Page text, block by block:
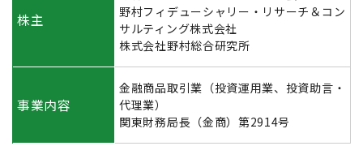
株主
野村フィデューシャリー・リサーチ＆コン
サルティング株式会社
株式会社野村総合研究所
事業内容
金融商品取引業（投資運用業、投資助言・
代理業）
関東財務局長（金商）第2914号